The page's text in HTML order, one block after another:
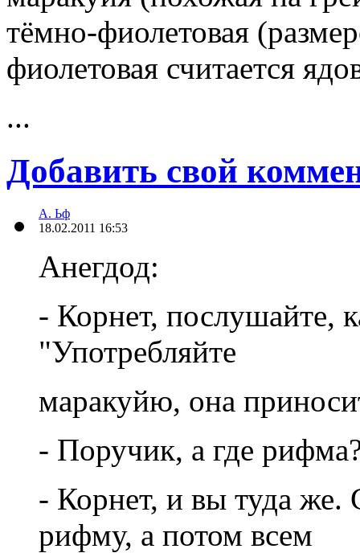
тёмно-фиолетовая
фиолетовая считается
...
Добавить свой
А. Ьф
18.02.2011 16:53
Анегдод:
- Корнет, послушайте,
"Употребляйте
маракуйю, она
- Поручик, а где
- Корнет, и вы туда же.
рифму, а потом всем